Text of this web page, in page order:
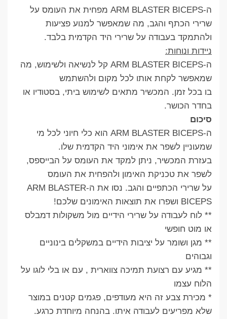
ה-ARM BLASTER BICEPS מפחית את העומס על
שרירי הכתף והגב, מה שמאפשר למנוע פציעות
ולהתמקד בעבודה על שרירי היד הקדמית בלבד.
ניידות ונוחות:
ה-ARM BLASTER BICEPS קל לנשיאה ולשימוש, מה
שמאפשר לקחת אותו לכל מקום ולהשתמש
בו בכל זמן. המכשיר מתאים לשימוש ביתי, בסטודיו או
בחדר הכושר.
סיכום
ה-ARM BLASTER BICEPS הוא כלי חיוני לכל מי
שמעוניין לשפר את אימוני היד הקדמית שלו.
בעזרת המכשיר, ניתן למקד את העומס על הבייספס,
לשפר את טכניקת האימון ולהפחית את העומס
על שרירי הכתפיים והגב. נסו את ה-ARM BLASTER
BICEPS ושפרו את תוצאות האימונים שלכם!
** לוח לעבודה על שרירי הידיים מול משקולות דמבלס
או מוט חופשי
** מגן ושומר על יציבות הידיים במשקלים בינוניים
וגבוהים
** מגיע עם רצועת תמיכה צווארית , עם או בלי לוגו על
הלוח עצמו
* מכירת צבע זה היא מעודפים, פגמים קטנים במוצר
שלא מפריעים לעבודה איתו. בהנחה מיוחדת כרגע.